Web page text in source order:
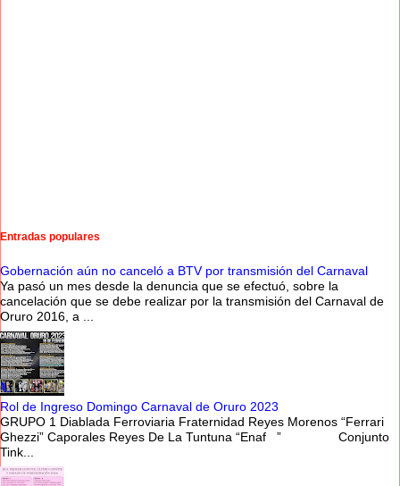
Entradas populares
Gobernación aún no canceló a BTV por transmisión del Carnaval
Ya pasó un mes desde la denuncia que se efectuó, sobre la
cancelación que se debe realizar por la transmisión del Carnaval de
Oruro 2016, a ...
Rol de Ingreso Domingo Carnaval de Oruro 2023
GRUPO 1 Diablada Ferroviaria Fraternidad Reyes Morenos “Ferrari
Ghezzi” Caporales Reyes De La Tuntuna “Enaf ” Conjunto
Tink...